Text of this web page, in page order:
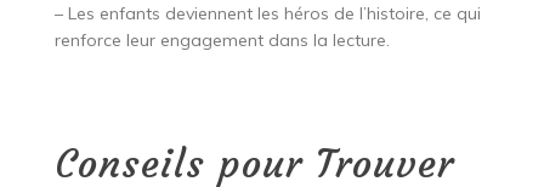
– Les enfants deviennent les héros de l’histoire, ce qui
renforce leur engagement dans la lecture.
Conseils pour Trouver